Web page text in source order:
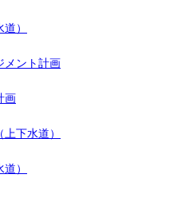
）
メント計画
画
下水道）
）